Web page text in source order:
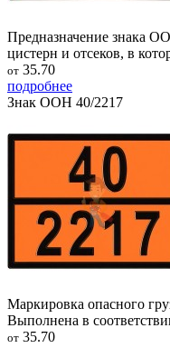
Предназначение знака
цистерн и отсеков, в
от 35.70
подробнее
Знак ООН 40/2217
Маркировка опасного
Выполнена в
от 35.70